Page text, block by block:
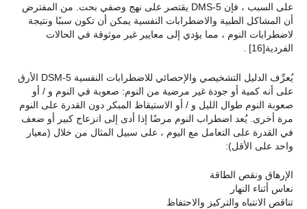
على السبب ، فإن DMS-5 يقتصر على نهج وصفي بحت. من المفترض
أن المشاكل الطبية والاضطرابات النفسية يمكن أن تكون سببًا ونتيجة
لاضطرابات النوم ، مما يؤدي إلى معايير غير موثوقة في الحالات
الفردية[16] .
يُعرِّف الدليل التشخيصي والإحصائي للاضطرابات النفسية DSM-5 الأرق
على أنه كمية أو جودة غير مرضية من النوم: صعوبة في النوم و / أو
صعوبة النوم طوال الليل و / أو الاستيقاظ المبكر دون القدرة على النوم
مرة أخرى. يُعد اضطراب النوم مرضًا إذا أدى إلى انزعاج كبير أو ضعف
في القدرة على التعامل مع اليوم ، على سبيل المثال من خلال (معيار
واحد على الأقل):
الإرهاق ونقص الطاقة
نعاس أثناء النهار
تناقص الانتباه والتركيز والاحتفاظ